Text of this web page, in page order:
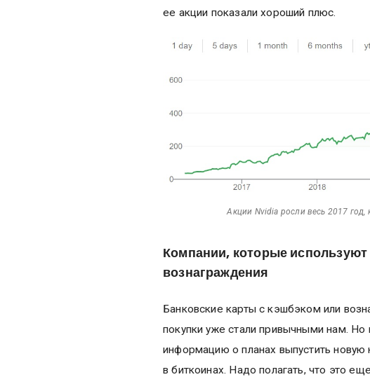
ее акции показали хороший плюс.
Акции Nvidia росли весь 2017
Компании, которые используют
вознаграждения
Банковские карты с кэшбэком или
покупки уже стали привычными нам. Но
информацию о планах выпустить
в биткоинах. Надо полагать, что это